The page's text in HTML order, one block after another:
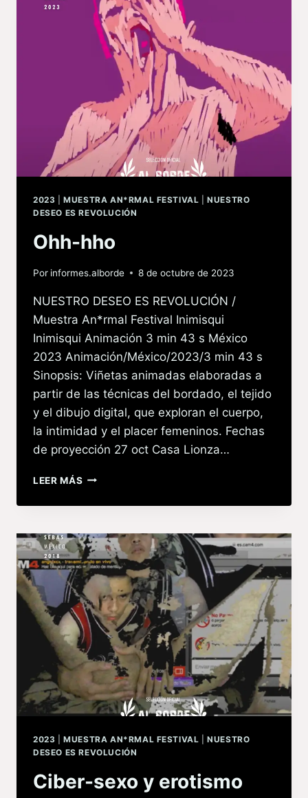
2023 |MUESTRA AN*RMAL FESTIVAL |NUESTRO
DESEO ES REVOLUCIÓN
Ohh-hho
Por informes.alborde 8 de octubre de 2023
NUESTRO DESEO ES REVOLUCIÓN /
Muestra An*rmal Festival Inimisqui
Inimisqui Animación 3 min 43 s México
2023 Animación/México/2023/3 min 43 s
Sinopsis: Viñetas animadas elaboradas a
partir de las técnicas del bordado, el tejido
y el dibujo digital, que exploran el cuerpo,
la intimidad y el placer femeninos. Fechas
de proyección 27 oct Casa Lionza…
LEER MÁS
2023 |MUESTRA AN*RMAL FESTIVAL |NUESTRO
DESEO ES REVOLUCIÓN
Ciber-sexo y erotismo